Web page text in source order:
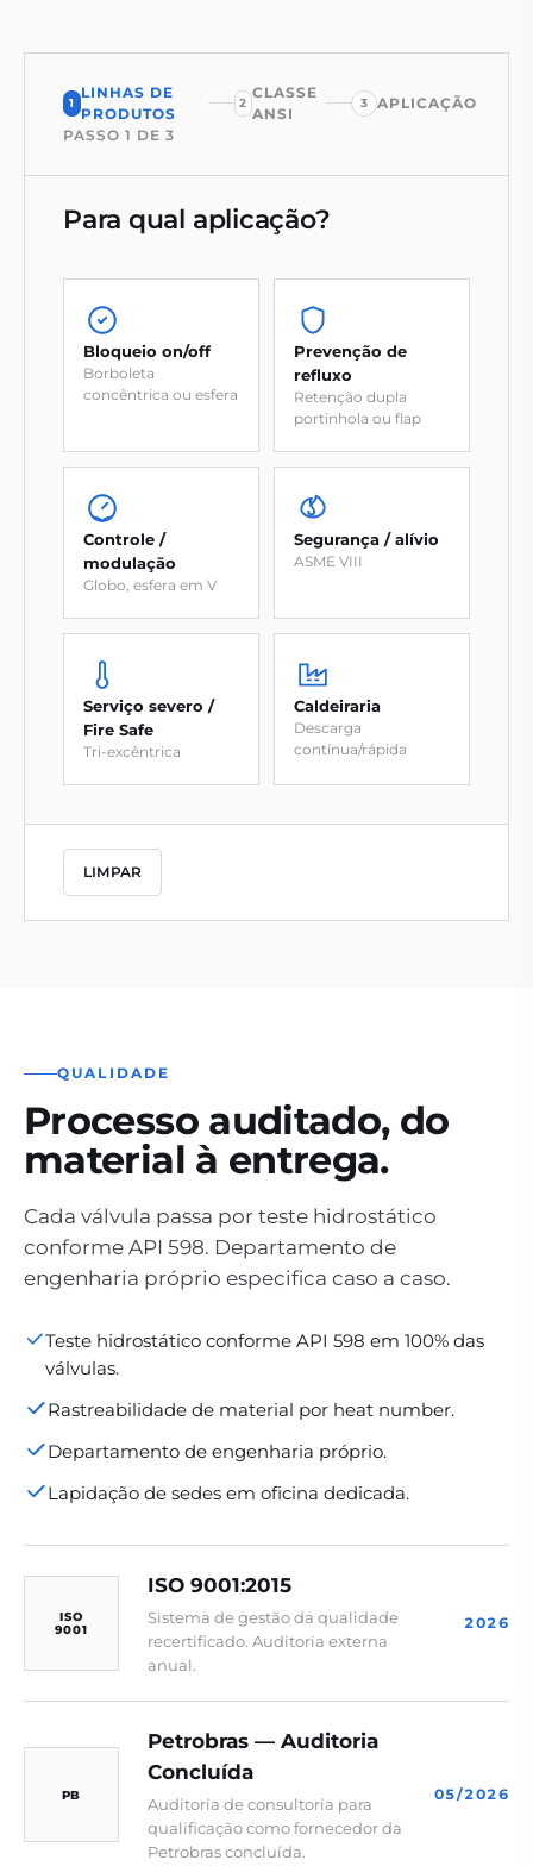
1
LINHAS DE
PRODUTOS
2
CLASSE
ANSI
3
APLICAÇÃO
PASSO 1 DE 3
Para qual aplicação?
Bloqueio on/off
Borboleta
concêntrica ou esfera
Prevenção de
refluxo
Retenção dupla
portinhola ou flap
Controle /
modulação
Globo, esfera em V
Segurança / alívio
ASME VIII
Serviço severo /
Fire Safe
Tri-excêntrica
Caldeiraria
Descarga
contínua/rápida
LIMPAR
QUALIDADE
Processo auditado, do
material à entrega.
Cada válvula passa por teste hidrostático
conforme API 598. Departamento de
engenharia próprio especifica caso a caso.
Teste hidrostático conforme API 598 em 100% das
válvulas.
Rastreabilidade de material por heat number.
Departamento de engenharia próprio.
Lapidação de sedes em oficina dedicada.
ISO
9001
ISO 9001:2015
Sistema de gestão da qualidade
recertificado. Auditoria externa
anual.
2026
PB
Petrobras — Auditoria
Concluída
Auditoria de consultoria para
qualificação como fornecedor da
Petrobras concluída.
05/2026